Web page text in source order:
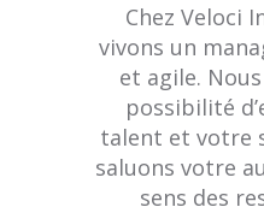
Chez Veloci
vivons un
et agile.
possibilité
talent et votre
saluons votre
sens des